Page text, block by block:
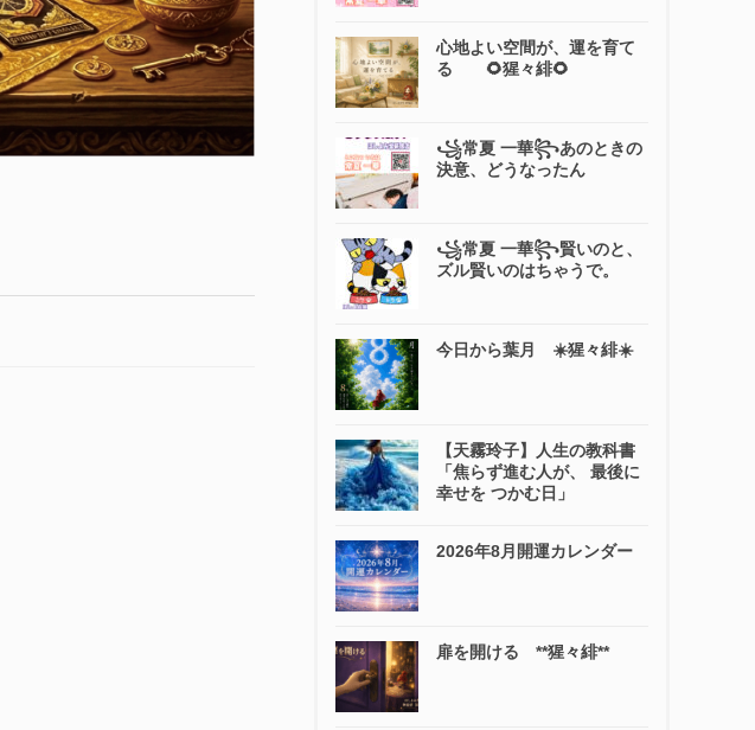
心地よい空間が、運を育て
る 🌻猩々緋🌻
꧁常夏 一華꧂あのときの
決意、どうなったん
꧁常夏 一華꧂賢いのと、
ズル賢いのはちゃうで。
今日から葉月 ☀️猩々緋☀️
【天霧玲子】人生の教科書
「焦らず進む人が、 最後に
幸せを つかむ日」
2026年8月開運カレンダー
扉を開ける **猩々緋**